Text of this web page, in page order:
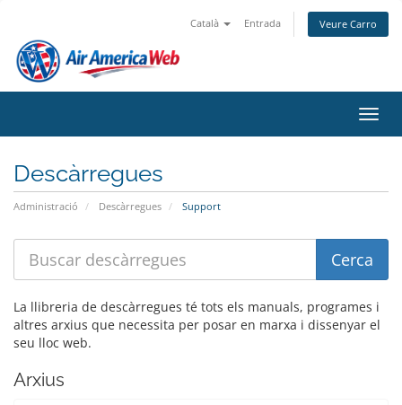
Català Entrada Veure Carro
Descàrregues
Administració Descàrregues Support
La llibreria de descàrregues té tots els manuals, programes i
altres arxius que necessita per posar en marxa i dissenyar el
seu lloc web.
Arxius